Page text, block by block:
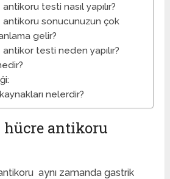
testi nasıl yapılır?
sonucunuzun çok
gelir?
testi neden yapılır?
nelerdir?
antikoru
aynı zamanda gastrik